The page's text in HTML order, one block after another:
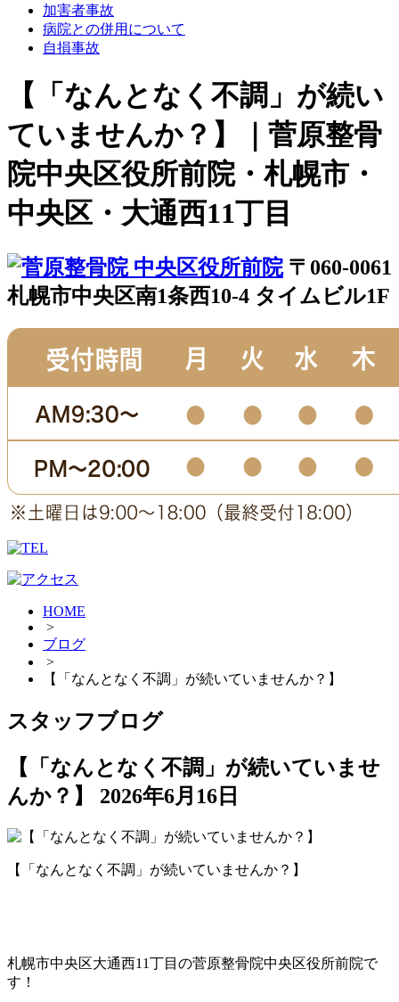
加害者事故
病院との併用について
自損事故
【「なんとなく不調」が続い
ていませんか？】｜菅原整骨
院中央区役所前院・札幌市・
中央区・大通西11丁目
〒060-0061
札幌市中央区南1条西10-4 タイムビル1F
HOME
>
ブログ
>
【「なんとなく不調」が続いていませんか？】
スタッフブログ
【「なんとなく不調」が続いていませ
んか？】
2026年6月16日
【「なんとなく不調」が続いていませんか？】
札幌市中央区大通西11丁目の菅原整骨院中央区役所前院で
す！